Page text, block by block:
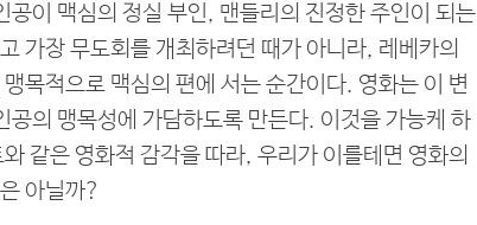
공이 맥심의 정실 부인, 맨들리의 진정한 주인이 되는
가장 무도회를 개최하려던 때가 아니라, 레베카의
목적으로 맥심의 편에 서는 순간이다. 영화는 이 변
공의 맹목성에 가담하도록 만든다. 이것을 가능케 하
같은 영화적 감각을 따라, 우리가 이를테면 영화의
아닐까?